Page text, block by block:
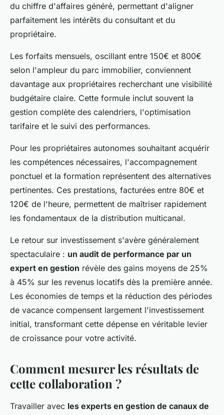
du chiffre d'affaires généré, permettant d'aligner
parfaitement les intérêts du consultant et du
propriétaire.
Les forfaits mensuels, oscillant entre 150€ et 800€
selon l'ampleur du parc immobilier, conviennent
davantage aux propriétaires recherchant une visibilité
budgétaire claire. Cette formule inclut souvent la
gestion complète des calendriers, l'optimisation
tarifaire et le suivi des performances.
Pour les propriétaires autonomes souhaitant acquérir
les compétences nécessaires, l'accompagnement
ponctuel et la formation représentent des alternatives
pertinentes. Ces prestations, facturées entre 80€ et
120€ de l'heure, permettent de maîtriser rapidement
les fondamentaux de la distribution multicanal.
Le retour sur investissement s'avère généralement
spectaculaire : un audit de performance par un
expert en gestion révèle des gains moyens de 25%
à 45% sur les revenus locatifs dès la première année.
Les économies de temps et la réduction des périodes
de vacance compensent largement l'investissement
initial, transformant cette dépense en véritable levier
de croissance pour votre activité.
Comment mesurer les résultats de
cette collaboration ?
Travailler avec les experts en gestion de canaux de